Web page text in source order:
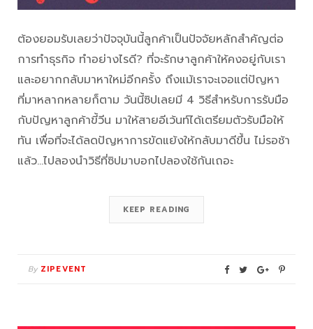
ต้องยอมรับเลยว่าปัจจุบันนี้ลูกค้าเป็นปัจจัยหลักสำคัญต่อ
การทำธุรกิจ ทำอย่างไรดี? ที่จะรักษาลูกค้าให้คงอยู่กับเรา
และอยากกลับมาหาใหม่อีกครั้ง ถึงแม้เราจะเจอแต่ปัญหา
ที่มาหลากหลายก็ตาม วันนี้ซิปเลยมี 4 วิธีสำหรับการรับมือ
กับปัญหาลูกค้าขี้วีน มาให้สายอีเว้นท์ได้เตรียมตัวรับมือให้
ทัน เพื่อที่จะได้ลดปัญหาการขัดแย้งให้กลับมาดีขึ้น ไม่รอช้า
แล้ว…ไปลองนำวิธีที่ซิปมาบอกไปลองใช้กันเถอะ
KEEP READING
By ZIPEVENT